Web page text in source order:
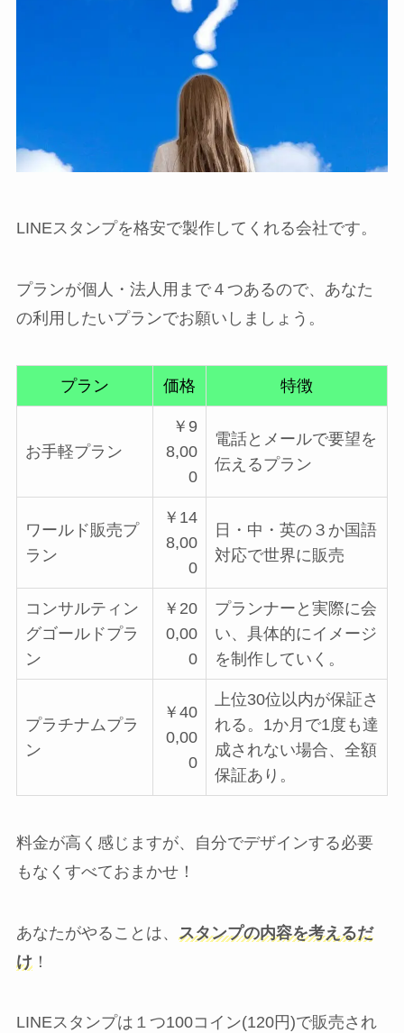
LINEスタンプを格安で製作してくれる会社です。
プランが個人・法人用まで４つあるので、あなた
の利用したいプランでお願いしましょう。
プラン 価格 特徴
お手軽プラン
￥9
8,00
0
電話とメールで要望を
伝えるプラン
ワールド販売プ
ラン
￥14
8,00
0
日・中・英の３か国語
対応で世界に販売
コンサルティン
グゴールドプラ
ン
￥20
0,00
0
プランナーと実際に会
い、具体的にイメージ
を制作していく。
プラチナムプラ
ン
￥40
0,00
0
上位30位以内が保証さ
れる。1か月で1度も達
成されない場合、全額
保証あり。
料金が高く感じますが、自分でデザインする必要
もなくすべておまかせ！
あなたがやることは、 スタンプの内容を考えるだ
け！
LINEスタンプは１つ100コイン(120円)で販売され